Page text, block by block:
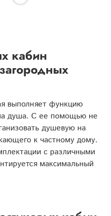
кабин
выполняет функцию
душа. С ее помощью не
душевую на
к частному дому.
с различными
максимальный